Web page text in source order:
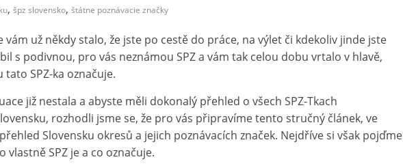
, špz slovensko, štátne poznávacie značky
vám už někdy stalo, že jste po cestě do práce, na výlet či kdekoliv jinde jste
s podivnou, pro vás neznámou SPZ a vám tak celou dobu vrtalo v hlavě,
SPZ-ka označuje.
již nestala a abyste měli dokonalý přehled o všech SPZ-Tkach
rozhodli jsme se, že pro vás připravíme tento stručný článek, ve
Slovensku okresů a jejich poznávacích značek. Nejdříve si však pojďme
SPZ je a co označuje.